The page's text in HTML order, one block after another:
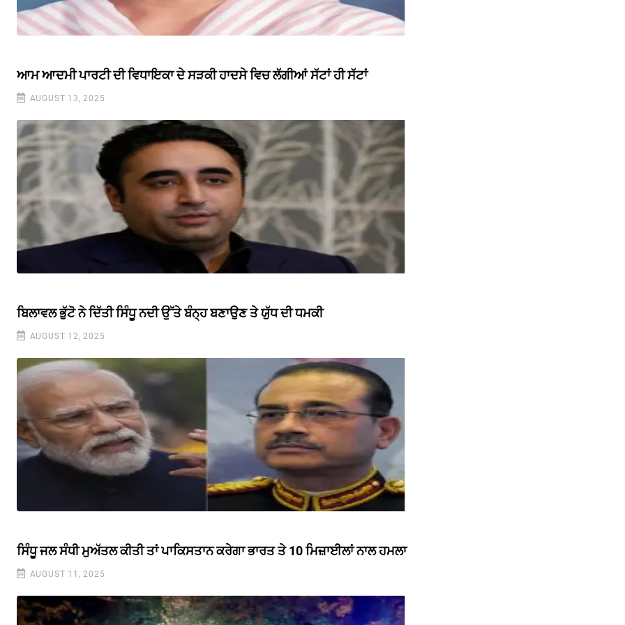
ਆਮ ਆਦਮੀ ਪਾਰਟੀ ਦੀ ਵਿਧਾਇਕਾ ਦੇ ਸੜਕੀ ਹਾਦਸੇ ਵਿਚ ਲੱਗੀਆਂ ਸੱਟਾਂ ਹੀ ਸੱਟਾਂ
AUGUST 13, 2025
ਬਿਲਾਵਲ ਭੁੱਟੋ ਨੇ ਦਿੱਤੀ ਸਿੰਧੂ ਨਦੀ ਉੱਤੇ ਬੰਨ੍ਹ ਬਣਾਉਣ ਤੇ ਯੁੱਧ ਦੀ ਧਮਕੀ
AUGUST 12, 2025
ਸਿੰਧੂ ਜਲ ਸੰਧੀ ਮੁਅੱਤਲ ਕੀਤੀ ਤਾਂ ਪਾਕਿਸਤਾਨ ਕਰੇਗਾ ਭਾਰਤ ਤੇ 10 ਮਿਜ਼ਾਈਲਾਂ ਨਾਲ ਹਮਲਾ
AUGUST 11, 2025